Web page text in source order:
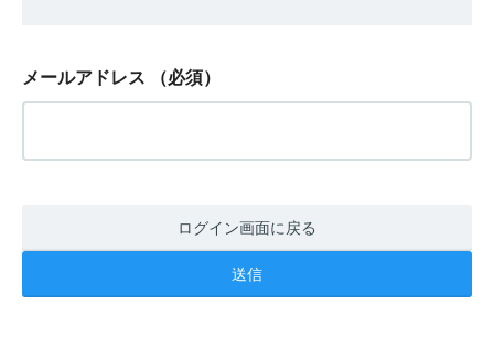
メールアドレス （必須）
ログイン画面に戻る